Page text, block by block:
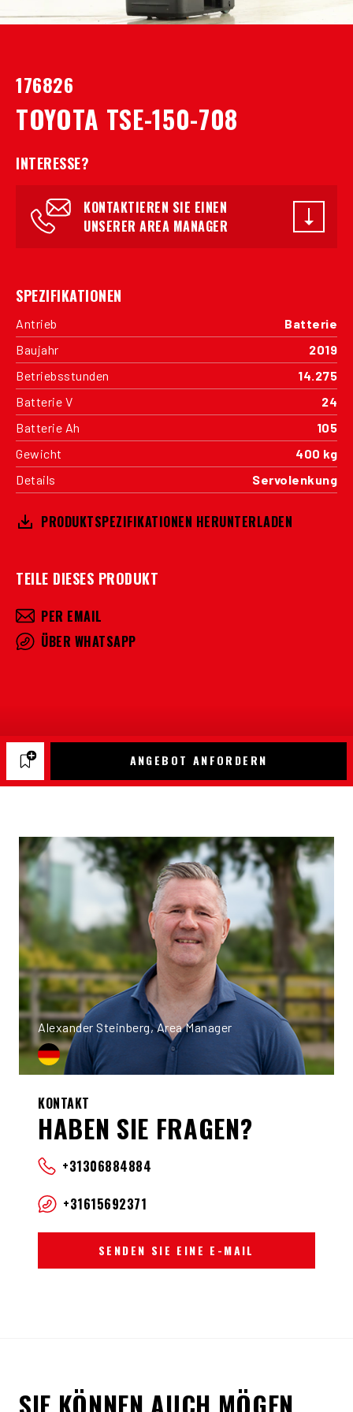
176826
TOYOTA TSE-150-708
INTERESSE?
KONTAKTIEREN SIE EINEN
UNSERER AREA MANAGER
SPEZIFIKATIONEN
Antrieb
Batterie
Baujahr
2019
Betriebsstunden
14.275
Batterie V
24
Batterie Ah
105
Gewicht
400 kg
Details
Servolenkung
PRODUKTSPEZIFIKATIONEN HERUNTERLADEN
TEILE DIESES PRODUKT
PER EMAIL
ÜBER WHATSAPP
ANGEBOT ANFORDERN
Alexander Steinberg, Area Manager
KONTAKT
HABEN SIE FRAGEN?
+31306884884
+31615692371
SENDEN SIE EINE E-MAIL
SIE KÖNNEN AUCH MÖGEN